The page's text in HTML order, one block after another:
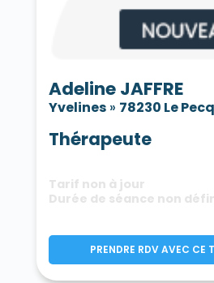
Villepreux 78450
Villette
Villiers-le-Mahieu 78770
Villiers-Saint-Frédéric 78640
Voisins-le-Bretonneux 78960
Adeline JAFFRE
Yvelines» 78230 Le Pecq
Thérapeute
Tarif non à jour
Durée de séance non
PRENDRE RDV AVEC CE